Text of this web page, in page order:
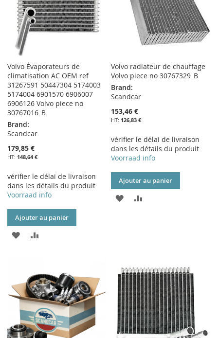
Volvo Évaporateurs de
climatisation AC OEM ref
31267591 50447304 5174003
5174004 6901570 6906007
6906126 Volvo piece no
30767016_B
Brand:
Scandcar
179,85 €
148,64 €
vérifier le délai de livraison
dans les détails du produit
Voorraad info
Ajouter au panier
AJOUTER
LISTE
D’ENVIE
Volvo radiateur de chauffage
Volvo piece no 30767329_B
Brand:
Scandcar
153,46 €
126,83 €
vérifier le délai de livraison
dans les détails du produit
Voorraad info
Ajouter au panier
AJOUTER
D’ENVIE